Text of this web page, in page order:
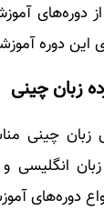
دوره‌های
این دوره
زبان چینی
زبان چینی
زبان
دوره‌های